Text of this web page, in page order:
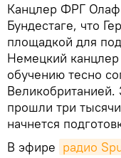
Канцлер ФРГ
Бундестаге, что
площадкой для
Немецкий
обучению тесно
прошли три
начнется
В эфире радио